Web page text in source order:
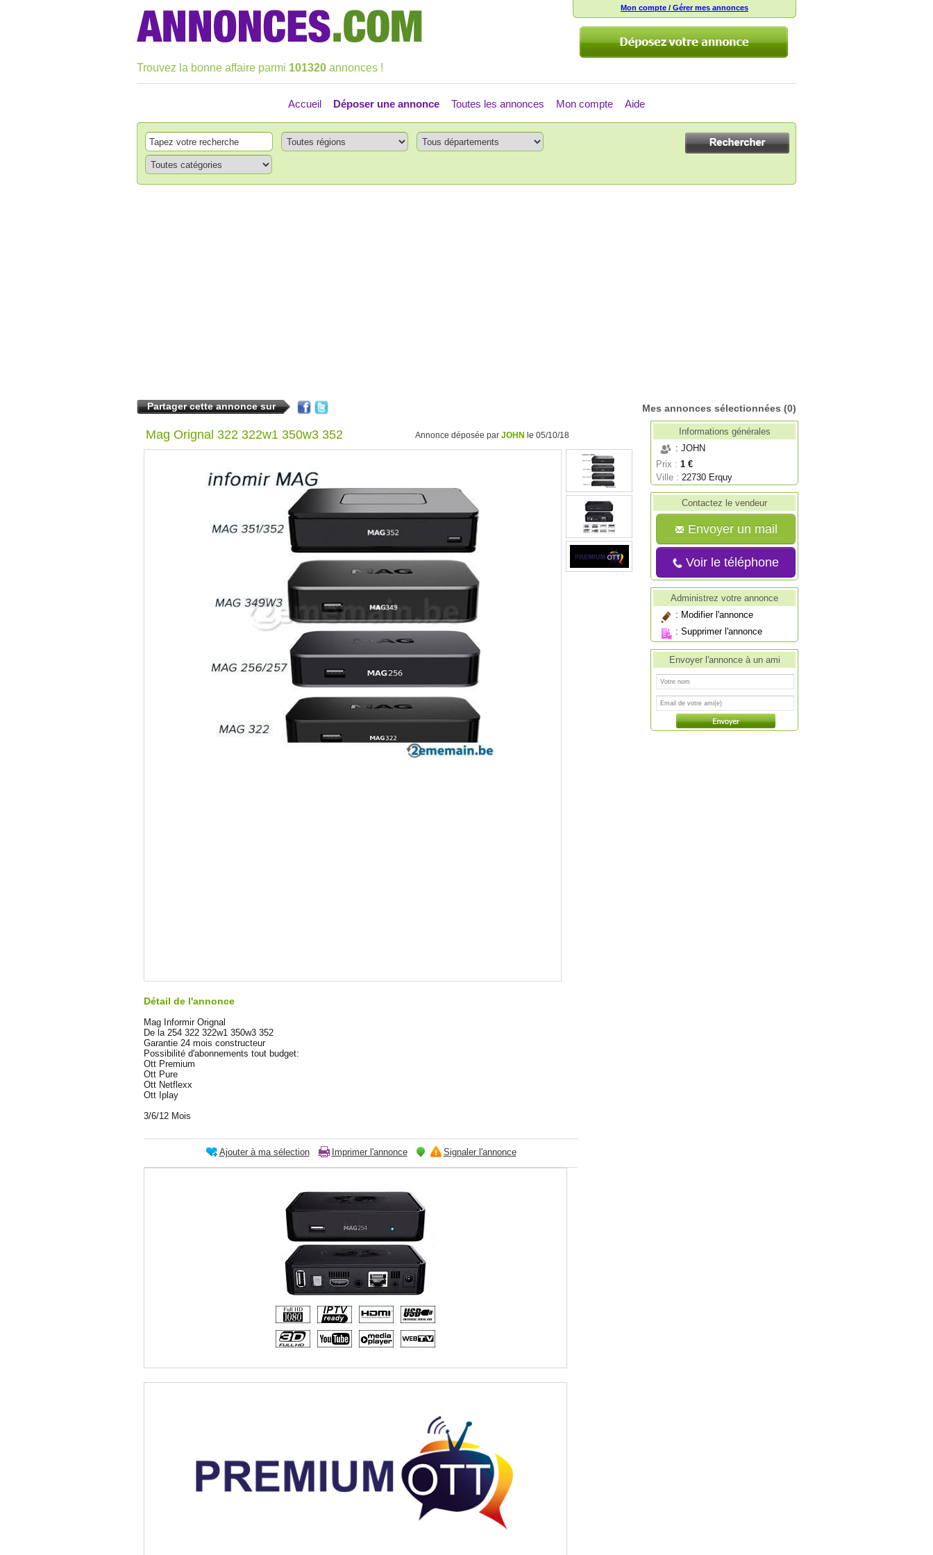
Mon compte / Gérer mes annonces
Trouvez la bonne affaire parmi 101320 annonces !
Accueil Déposer une annonce Toutes les annonces Mon compte Aide
Partager cette annonce sur Mes annonces sélectionnées (0)
Mag Orignal 322 322w1 350w3 352 Annonce déposée par JOHN le 05/10/18
Détail de l'annonce
Mag Informir Orignal
De la 254 322 322w1 350w3 352
Garantie 24 mois constructeur
Possibilité d'abonnements tout budget:
Ott Premium
Ott Pure
Ott Netflexx
Ott Iplay
3/6/12 Mois
Ajouter à ma sélection Imprimer l'annonce Signaler l'annonce
Informations générales
: JOHN
Prix : 1 €
Ville : 22730 Erquy
Contactez le vendeur
Envoyer un mail
Voir le téléphone
Administrez votre annonce
: Modifier l'annonce
: Supprimer l'annonce
Envoyer l'annonce à un ami